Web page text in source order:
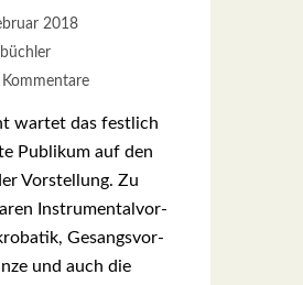
2018
Kommentare
war­tet das fest­lich
Publi­kum auf den
Vor­stel­lung. Zu
Instru­men­tal­vor­
Gesangs­vor­
und auch die